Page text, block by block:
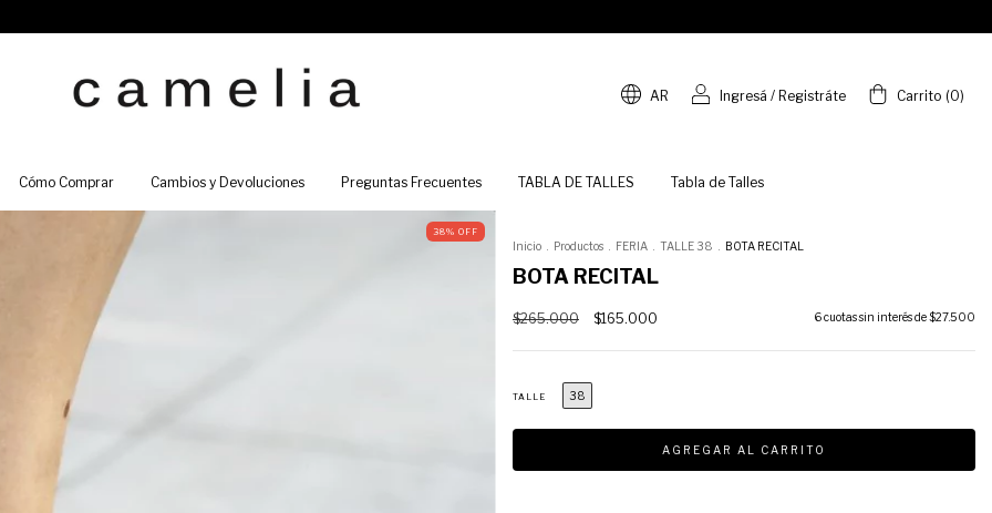
AR Ingresá / Registráte Carrito (0)
Cómo Comprar Cambios y Devoluciones Preguntas Frecuentes TABLA DE TALLES Tabla de Talles
38% OFF
Inicio Productos FERIA TALLE 38 BOTA RECITAL
BOTA RECITAL
$265.000 $165.000 6cuotas sin interés de$27.500
TALLE 38